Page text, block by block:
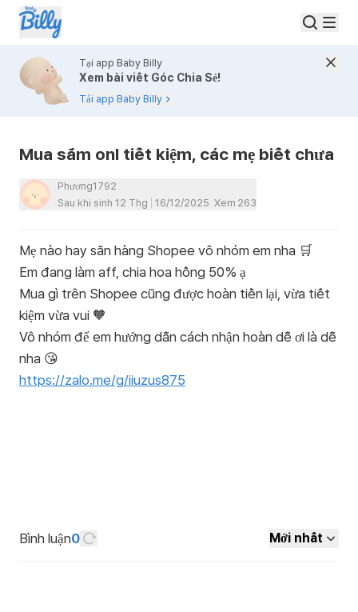
Tại app Baby Billy
Xem bài viết Góc Chia Sẻ!
Tải app Baby Billy
Mua sắm onl tiết kiệm, các mẹ biết chưa
Phương1792
Sau khi sinh 12 Thg
16/12/2025 Xem 263
Mẹ nào hay săn hàng Shopee vô nhóm em nha 🛒
Em đang làm aff, chia hoa hồng 50% ạ
Mua gì trên Shopee cũng được hoàn tiền lại, vừa tiết
kiệm vừa vui 🧡
Vô nhóm để em hướng dẫn cách nhận hoàn dễ ơi là dễ
https://zalo.me/g/iiuzus875
Bình luận0 Mới nhất